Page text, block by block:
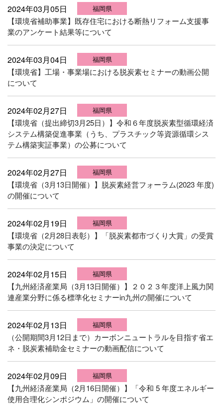
2024年03月05日 福岡県
【環境省補助事業】既存住宅における断熱リフォーム支援事
業のアンケート結果等について
2024年03月04日 福岡県
【環境省】工場・事業場における脱炭素セミナーの動画公開
について
2024年02月27日 福岡県
【環境省（提出締切3月25日）】令和６年度脱炭素型循環経済
システム構築促進事業（うち、プラスチック等資源循環シス
テム構築実証事業）の公募について
2024年02月27日 福岡県
【環境省（3月13日開催）】脱炭素経営フォーラム(2023 年度)
の開催について
2024年02月19日 福岡県
【環境省（2月28日表彰）】「脱炭素都市づくり大賞」の受賞
事業の決定について
2024年02月15日 福岡県
【九州経済産業局（3月13日開催）】２０２３年度洋上風力関
連産業分野に係る標準化セミナーin九州の開催について
2024年02月13日 福岡県
（公開期間3月12日まで）カーボンニュートラルを目指す省エ
ネ・脱炭素補助金セミナーの動画配信について
2024年02月09日 福岡県
【九州経済産業局（2月16日開催）】「令和 5 年度エネルギー
使用合理化シンポジウム」の開催について